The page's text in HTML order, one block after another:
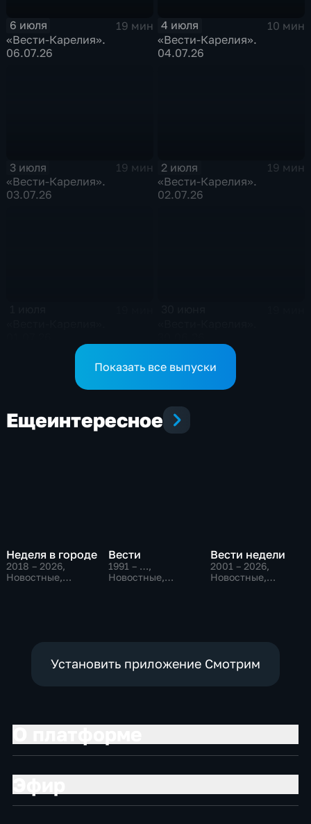
6 июля
19 мин
«Вести-Карелия».
06.07.26
4 июля
10 мин
«Вести-Карелия».
04.07.26
3 июля
19 мин
«Вести-Карелия».
03.07.26
2 июля
19 мин
«Вести-Карелия».
02.07.26
Показать все выпуски
Ещеинтересное
Неделя в городе
2018 – 2026,
Новостные,
Вести
1991 – …,
Новостные,
Вести недели
2001 – 2026,
Новостные,
Установить приложение Смотрим